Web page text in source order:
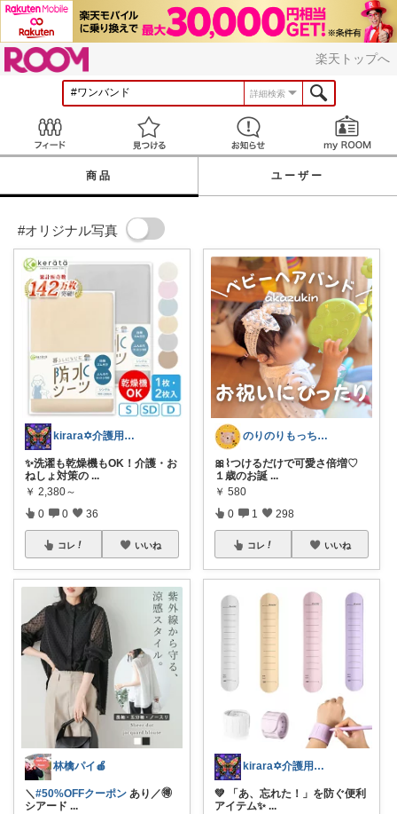
楽天トップへ
詳細検索
見つける お知らせ
商品 ユーザー
#オリジナル写真
kirara✡介護用品🌈
✨洗濯も乾燥機もOK！介護・お
ねしょ対策の ...
￥ 2,380～
0 0 36
コレ いいね
林檎パイ🍎
＼ #50%OFFクーポン あり／🉐
シアード ...
のりのりもっち⌇１歳との楽しい暮らし🌻
🎀⌇つけるだけで可愛さ倍増♡
１歳のお誕 ...
￥ 580
0 1 298
コレ いいね
kirara✡介護用品🌈
💚 「あ、忘れた！」を防ぐ便利
アイテム✨ ...